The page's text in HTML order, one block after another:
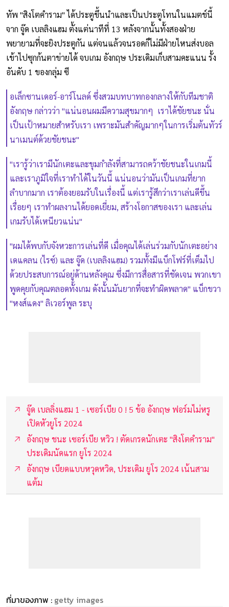
ทัพ "สิงโตคำราม" ได้ประตูขึ้นนำและเป็นประตูโทนในแมตช์นี้
จาก จู๊ด เบลลิงแฮม ตั้งแต่นาทีที่ 13 หลังจากนั้นทั้งสองฝ่าย
พยายามที่จะยิงประตูกัน แต่จนแล้วจนรอดก็ไม่มีฝ่ายไหนส่งบอล
เข้าไปซุกก้นตาข่ายได้ จบเกม อังกฤษ ประเดิมเก็บสามคะแนน รั้ง
อันดับ 1 ของกลุ่ม ซี
อเล็กซานเดอร์-อาร์โนลด์ ซึ่งสวมบทบาทกองกลางให้กับทีมชาติ
อังกฤษ กล่าวว่า "แน่นอนผมมีความสุขมากๆ เราได้ชัยชนะ นั่น
เป็นเป้าหมายสำหรับเรา เพราะมันสำคัญมากๆในการเริ่มต้นทัวร์
นาเมนต์ด้วยชัยชนะ"
"เรารู้ว่าเรามีนักเตะและขุมกำลังที่สามารถคว้าชัยชนะในเกมนี้
และเราภูมิใจที่เราทำได้ในวันนี้ แน่นอนว่ามันเป็นเกมที่ยาก
ลำบากมาก เราต้องยอมรับในเรื่องนี้ แต่เรารู้สึกว่าเราเล่นดีขึ้น
เรื่อยๆ เราทำผลงานได้ยอดเยี่ยม, สร้างโอกาสของเรา และเล่น
เกมรับได้เหนียวแน่น"
"ผมได้พบกับจังหวะการเล่นที่ดี เมื่อคุณได้เล่นร่วมกับนักเตะอย่าง
เดแคลน (ไรซ์) และ จู๊ด (เบลลิงแฮม) รวมทั้งมีแบ็กโฟร์ที่เต็มไป
ด้วยประสบการณ์อยู่ด้านหลังคุณ ซึ่งมีการสื่อสารที่ชัดเจน พวกเขา
พูดคุยกับคุณตลอดทั้งเกม ดังนั้นมันยากที่จะทำผิดพลาด" แบ็กขวา
"หงส์แดง" ลิเวอร์พูล ระบุ
จู๊ด เบลลิ่งแฮม 1 - เซอร์เบีย 0 ! 5 ข้อ อังกฤษ ฟอร์มไม่หรู
เปิดหัวยูโร 2024
อังกฤษ ชนะ เซอร์เบีย หวิว ! ตัดเกรดนักเตะ "สิงโตคำราม"
ประเดิมนัดแรก ยูโร 2024
อังกฤษ เบียดแบบหวุดหวิด, ประเดิม ยูโร 2024 เน้นสาม
แต้ม
ที่มาของภาพ : getty images